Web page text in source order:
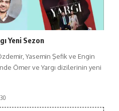
Yeni Sezon
Yasemin Şefik ve Engin
Ömer ve Yargı dizilerinin yeni